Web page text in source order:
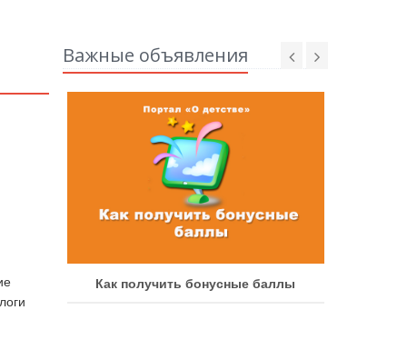
Важные объявления
Как получить бонусные баллы